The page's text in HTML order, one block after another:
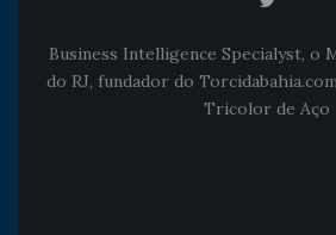
Business Intelligence Specialyst, o
do RJ, fundador do
Tricolor de Aço